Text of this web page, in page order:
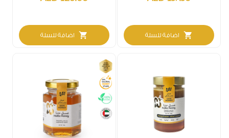
shopping_cart اضافة للسلة shopping_cart اضافة للسلة